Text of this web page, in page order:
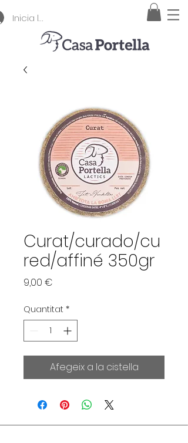
Inicia la sessió
Curat/curado/cu
red/affiné 350gr
9,00 €
Quantitat *
Afegeix a la cistella